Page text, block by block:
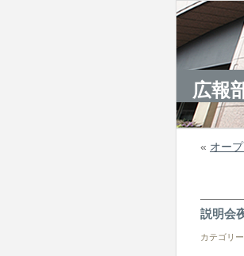
広報
« オー
説明会
カテゴリ